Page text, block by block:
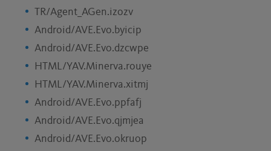
TR/Agent_AGen.izozv
Android/AVE.Evo.byicip
Android/AVE.Evo.dzcwpe
HTML/YAV.Minerva.rouye
HTML/YAV.Minerva.xitmj
Android/AVE.Evo.ppfafj
Android/AVE.Evo.qjmjea
Android/AVE.Evo.okruop